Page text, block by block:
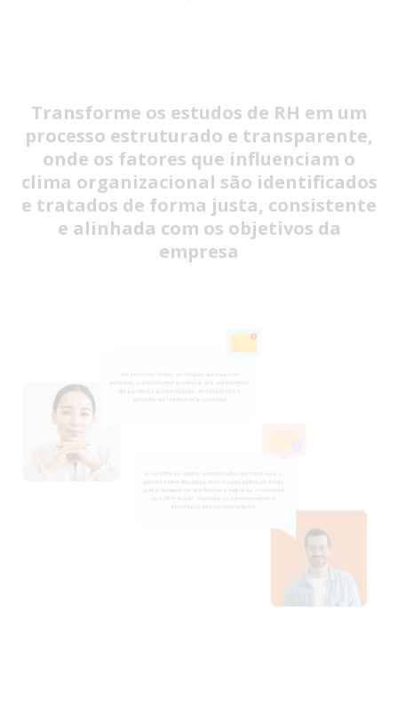
Transforme os estudos de RH em um
processo estruturado e transparente,
onde os fatores que influenciam o
clima organizacional são identificados
e tratados de forma justa, consistente
e alinhada com os objetivos da
empresa